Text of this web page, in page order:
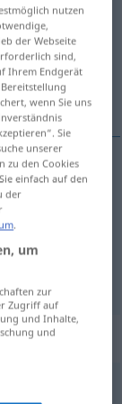
nutzen
der Webseite
sind,
Ihrem Endgerät
wenn Sie uns
Sie
unserer
zu den Cookies
einfach auf den
der
um
zur
Zugriff auf
und Inhalte,
und